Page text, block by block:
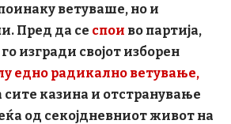
ветуваше, но и
Пред да се спои во партија,
изгради својот изборен
едно радикално ветување,
сите казина и отстранување
од секојдневниот живот на